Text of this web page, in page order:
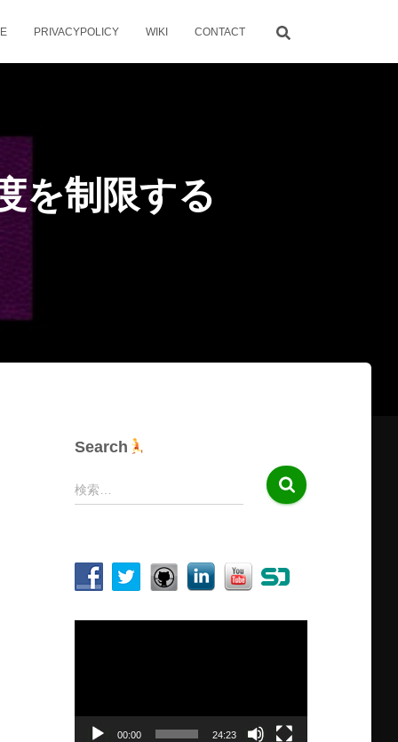
PRIVACYPOLICY WIKI CONTACT
を制限する
Search
検
索
検索…
00:00 24:23